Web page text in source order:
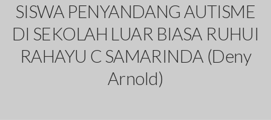
SISWA PENYANDANG AUTISME
DI SEKOLAH LUAR BIASA RUHUI
RAHAYU C SAMARINDA (Deny
Arnold)